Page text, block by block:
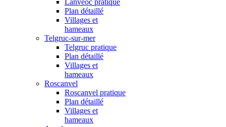
Lanvéoc pratique
Plan détaillé
Villages et
hameaux
Telgruc-sur-mer
Telgruc pratique
Plan détaillé
Villages et
hameaux
Roscanvel
Roscanvel pratique
Plan détaillé
Villages et
hameaux